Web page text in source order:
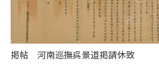
掲帖 河南巡撫呉景道掲請休致